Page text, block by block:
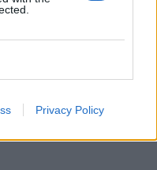
Privacy Policy